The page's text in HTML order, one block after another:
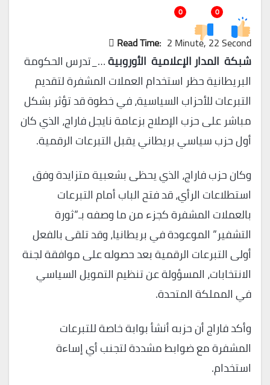
0
0
Read Time: 2 Minute, 22 Second
شبكة المدار الإعلامية الأوروبية…_تدرس الحكومة
البريطانية حظر استخدام العملات المشفرة لتقديم
التبرعات للأحزاب السياسية، في خطوة قد تؤثر بشكل
مباشر على حزب الإصلاح بزعامة نايجل فاراج، الذي كان
أول حزب سياسي بريطاني يقبل التبرعات الرقمية.
وكان حزب فاراج، الذي يحظى بشعبية متزايدة وفق
استطلاعات الرأي، قد فتح الباب أمام التبرعات
بالعملات المشفرة كجزء من ما وصفه بـ”ثورة
التشفير” الموعودة في بريطانيا، وقد تلقى بالفعل
أولى التبرعات الرقمية بعد حصوله على موافقة لجنة
الانتخابات، المسؤولة عن تنظيم التمويل السياسي
في المملكة المتحدة.
وأكد فاراج أن حزبه أنشأ بوابة خاصة للتبرعات
المشفرة مع ضوابط مشددة لتجنب أي إساءة
استخدام.